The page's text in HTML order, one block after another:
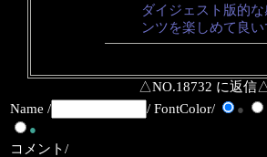
ダイジェスト版的
ンツを楽しめて良
△NO.18732 に返信
Name /
/ FontColor/ ●
●
コメント/